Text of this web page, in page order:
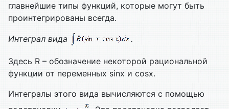
главнейшие типы функций, которые могут быть
проинтегрированы всегда.
Интеграл вида .
Здесь R – обозначение некоторой рациональной
функции от переменных sinx и cosx.
Интегралы этого вида вычисляются с помощью